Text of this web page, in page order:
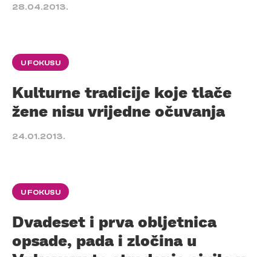
28.04.2013.
U FOKUSU
Kulturne tradicije koje tlače
žene nisu vrijedne očuvanja
24.01.2013.
U FOKUSU
Dvadeset i prva obljetnica
opsade, pada i zločina u